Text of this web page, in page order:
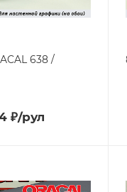
638 /
₽/рул